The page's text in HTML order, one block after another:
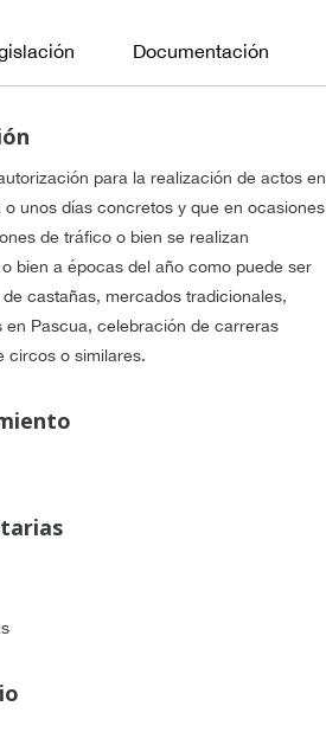
Documentación
para la realización de actos en
unos días concretos y que en ocasiones
de tráfico o bien se realizan
bien a épocas del año como puede ser
castañas, mercados tradicionales,
en Pascua, celebración de carreras
circos o similares.